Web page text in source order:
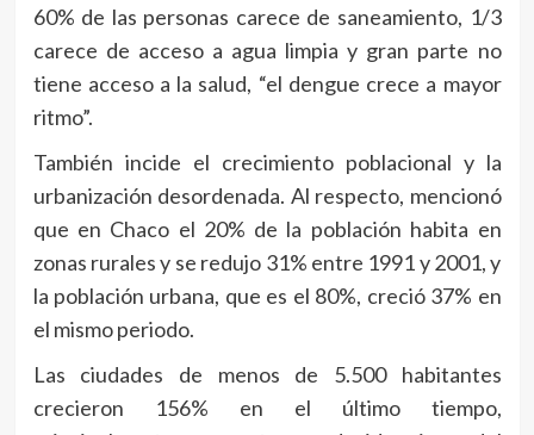
60% de las personas carece de saneamiento, 1/3
carece de acceso a agua limpia y gran parte no
tiene acceso a la salud, “el dengue crece a mayor
ritmo”.
También incide el crecimiento poblacional y la
urbanización desordenada. Al respecto, mencionó
que en Chaco el 20% de la población habita en
zonas rurales y se redujo 31% entre 1991 y 2001, y
la población urbana, que es el 80%, creció 37% en
el mismo periodo.
Las ciudades de menos de 5.500 habitantes
crecieron 156% en el último tiempo,